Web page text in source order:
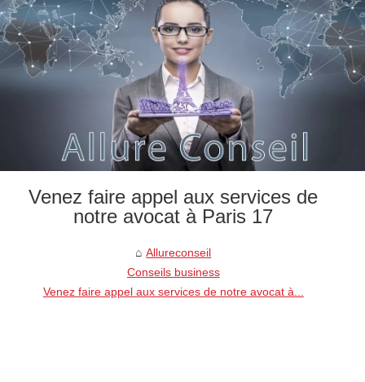
Venez faire appel aux services de
notre avocat à Paris 17
Allureconseil
Conseils business
Venez faire appel aux services de notre avocat à...